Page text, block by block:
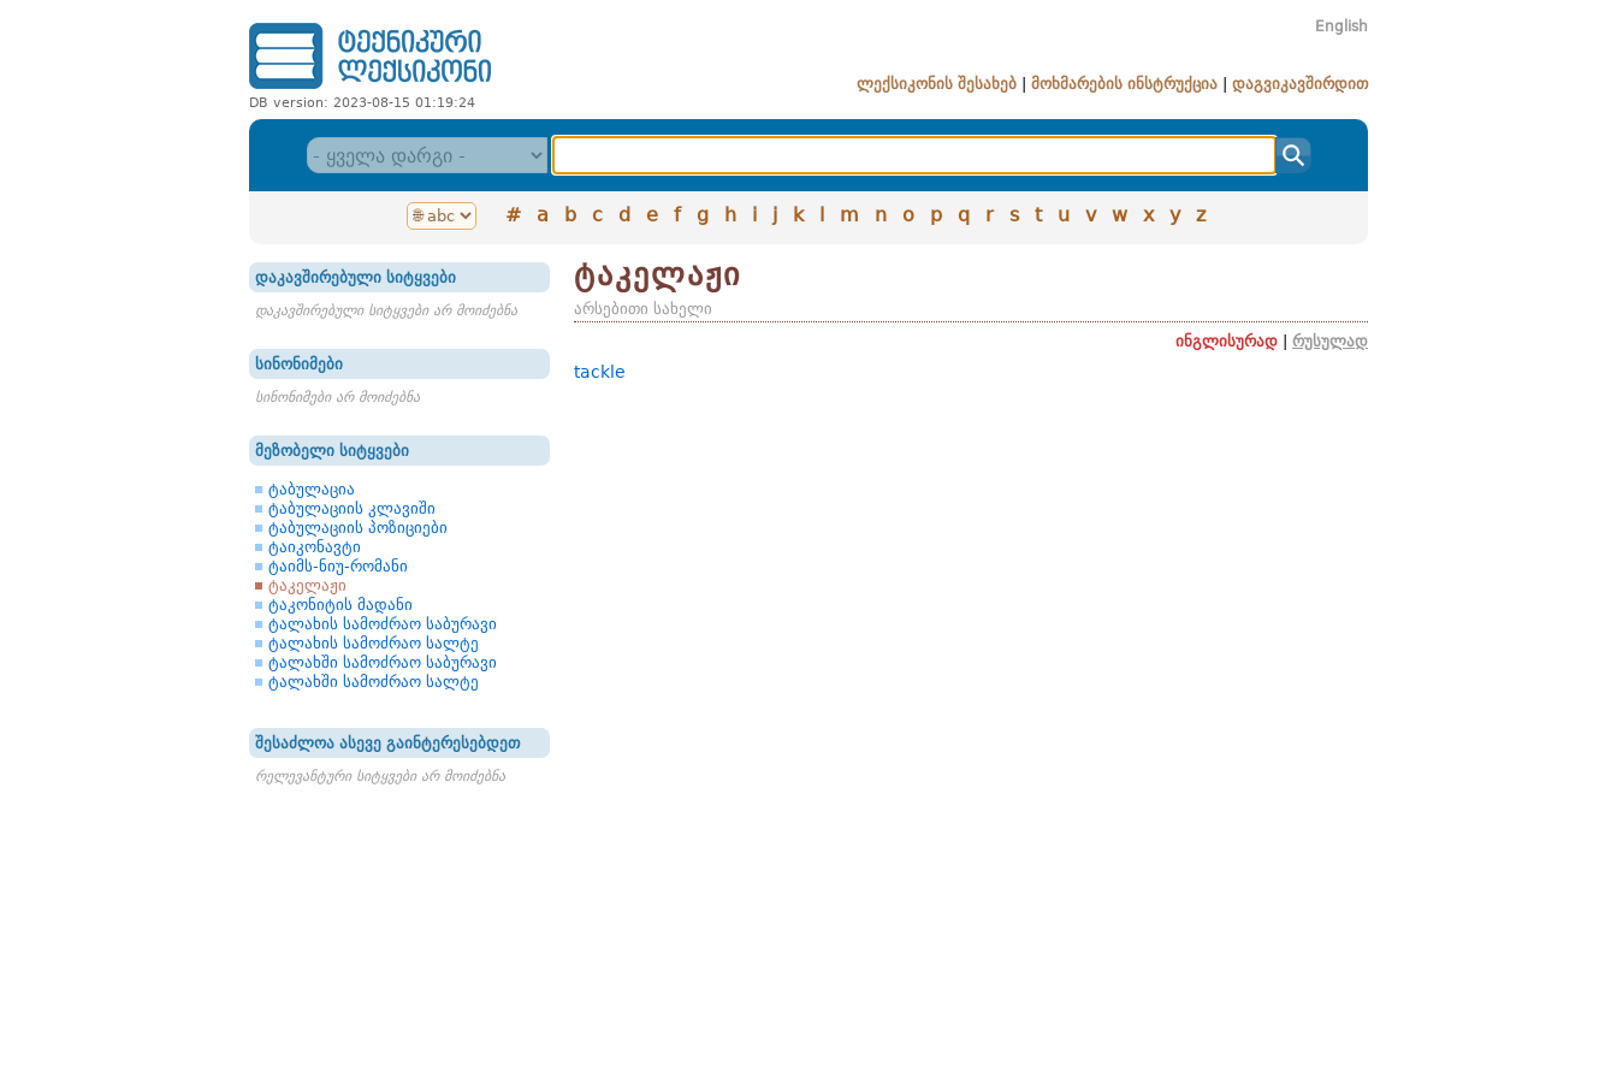
DB version: 2023-08-15 01:19:24
English
ლექსიკონის შესახებ მოხმარების ინსტრუქცია დაგვიკავშირდით
# a b c d e f g h i j k l m n o p q r s t u v w x y z
დაკავშირებული სიტყვები
დაკავშირებული სიტყვები არ მოიძებნა
სინონიმები
სინონიმები არ მოიძებნა
მეზობელი სიტყვები
ტაბულაცია
ტაბულაციის კლავიში
ტაბულაციის პოზიციები
ტაიკონავტი
ტაიმს-ნიუ-რომანი
ტაკელაჟი
ტაკონიტის მადანი
ტალახის სამოძრაო საბურავი
ტალახის სამოძრაო სალტე
ტალახში სამოძრაო საბურავი
ტალახში სამოძრაო სალტე
შესაძლოა ასევე გაინტერესებდეთ
რელევანტური სიტყვები არ მოიძებნა
ტაკელაჟი
არსებითი სახელი
ინგლისურად
რუსულად
tackle